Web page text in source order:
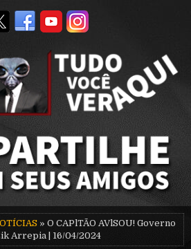
» O CAPlTÃO AVlSOU! Governo
Arrepia | 16/04/2024